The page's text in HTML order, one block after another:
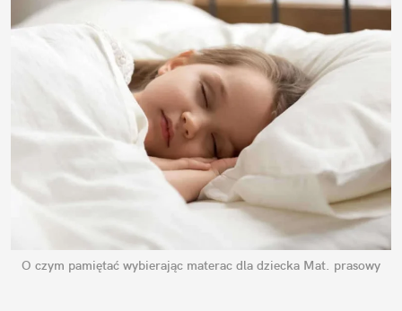
O czym pamiętać wybierając materac dla dziecka Mat. prasowy